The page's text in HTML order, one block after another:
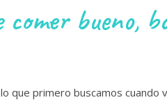
comer bueno,
que primero buscamos